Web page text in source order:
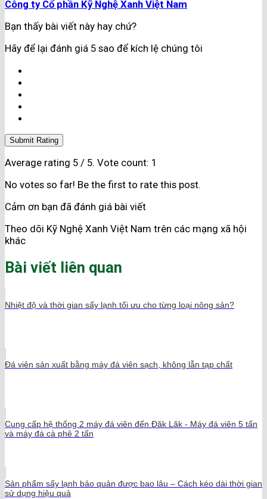
Công ty Cổ phần Kỹ Nghệ Xanh Việt Nam
Bạn thấy bài viết này hay chứ?
Hãy để lại đánh giá 5 sao để kích lệ chúng tôi
Submit Rating
Average rating 5 / 5. Vote count: 1
No votes so far! Be the first to rate this post.
Cảm ơn bạn đã đánh giá bài viết
Theo dõi Kỹ Nghệ Xanh Việt Nam trên các mạng xã hội
khác
Bài viết liên quan
Nhiệt độ và thời gian sấy lạnh tối ưu cho từng loại nông sản?
Đá viên sản xuất bằng máy đá viên sạch, không lẫn tạp chất
Cung cấp hệ thống 2 máy đá viên đến Đăk Lăk - Máy đá viên 5 tấn
và máy đá cà phê 2 tấn
Sản phẩm sấy lạnh bảo quản được bao lâu – Cách kéo dài thời gian
sử dụng hiệu quả